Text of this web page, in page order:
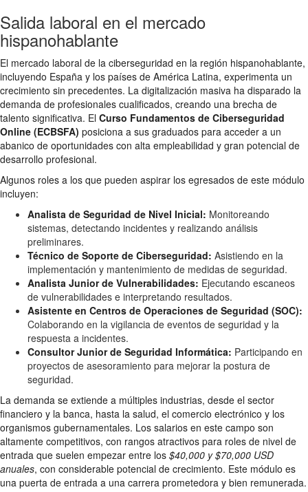
Salida laboral en el mercado
hispanohablante
El mercado laboral de la ciberseguridad en la región hispanohablante,
incluyendo España y los países de América Latina, experimenta un
crecimiento sin precedentes. La digitalización masiva ha disparado la
demanda de profesionales cualificados, creando una brecha de
talento significativa. El Curso Fundamentos de Ciberseguridad
Online (ECBSFA) posiciona a sus graduados para acceder a un
abanico de oportunidades con alta empleabilidad y gran potencial de
desarrollo profesional.
Algunos roles a los que pueden aspirar los egresados de este módulo
incluyen:
Analista de Seguridad de Nivel Inicial: Monitoreando
sistemas, detectando incidentes y realizando análisis
preliminares.
Técnico de Soporte de Ciberseguridad: Asistiendo en la
implementación y mantenimiento de medidas de seguridad.
Analista Junior de Vulnerabilidades: Ejecutando escaneos
de vulnerabilidades e interpretando resultados.
Asistente en Centros de Operaciones de Seguridad (SOC):
Colaborando en la vigilancia de eventos de seguridad y la
respuesta a incidentes.
Consultor Junior de Seguridad Informática: Participando en
proyectos de asesoramiento para mejorar la postura de
seguridad.
La demanda se extiende a múltiples industrias, desde el sector
financiero y la banca, hasta la salud, el comercio electrónico y los
organismos gubernamentales. Los salarios en este campo son
altamente competitivos, con rangos atractivos para roles de nivel de
entrada que suelen empezar entre los $40,000 y $70,000 USD
anuales, con considerable potencial de crecimiento. Este módulo es
una puerta de entrada a una carrera prometedora y bien remunerada.